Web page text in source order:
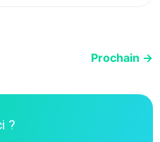
Prochain →
?